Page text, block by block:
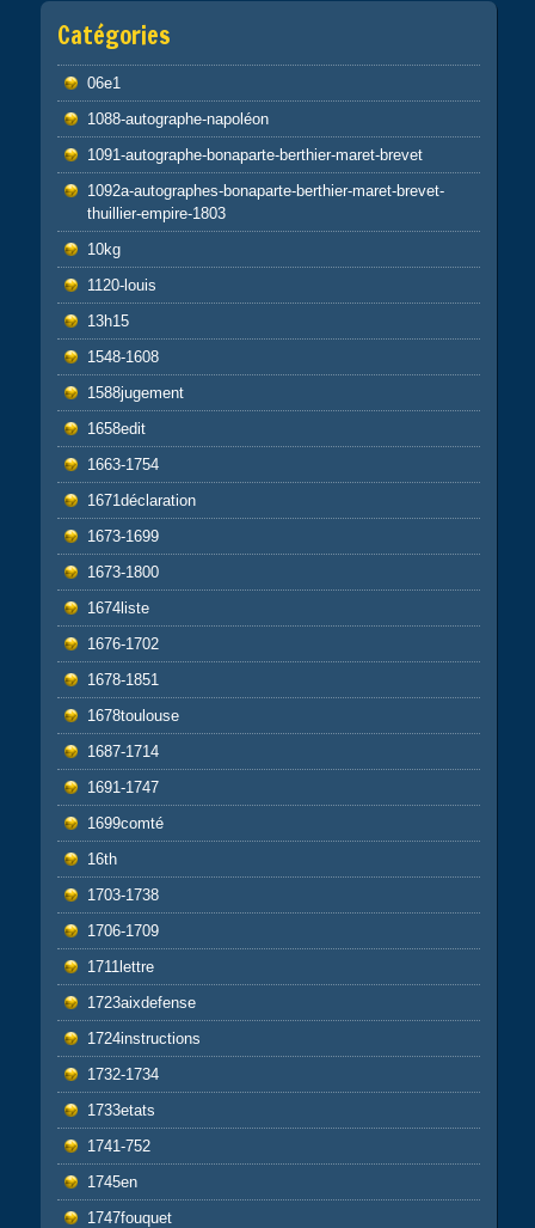
Catégories
06e1
1088-autographe-napoléon
1091-autographe-bonaparte-berthier-maret-brevet
1092a-autographes-bonaparte-berthier-maret-brevet-
thuillier-empire-1803
10kg
1120-louis
13h15
1548-1608
1588jugement
1658edit
1663-1754
1671déclaration
1673-1699
1673-1800
1674liste
1676-1702
1678-1851
1678toulouse
1687-1714
1691-1747
1699comté
16th
1703-1738
1706-1709
1711lettre
1723aixdefense
1724instructions
1732-1734
1733etats
1741-752
1745en
1747fouquet